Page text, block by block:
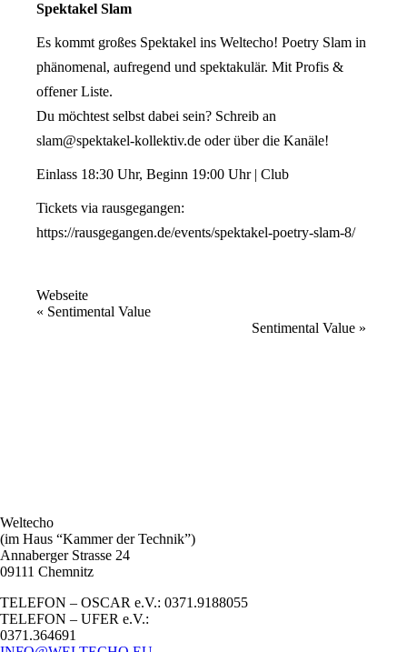
Spektakel Slam
Es kommt großes Spektakel ins Weltecho! Poetry Slam in
phänomenal, aufregend und spektakulär. Mit Profis &
offener Liste.
Du möchtest selbst dabei sein? Schreib an
slam@spektakel-kollektiv.de oder über die Kanäle!
Einlass 18:30 Uhr, Beginn 19:00 Uhr | Club
Tickets via rausgegangen:
https://rausgegangen.de/events/spektakel-poetry-slam-8/
Webseite
Veranstaltung
« Sentimental Value
Sentimental Value »
Weltecho
(im Haus “Kammer der Technik”)
Annaberger Strasse 24
09111 Chemnitz
TELEFON – OSCAR e.V.: 0371.9188055
TELEFON – UFER e.V.:
0371.364691